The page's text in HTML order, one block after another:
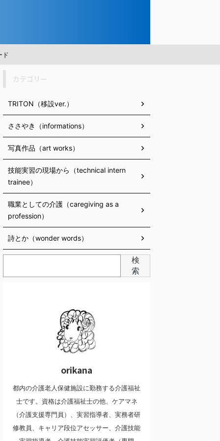
ド
TRITON（移設ver.）
ささやき（informations）
写真作品（art works）
技能実習の現場から（technical intern
trainee）
職業としての介護（caregiving as a
profession）
詩とか（wonder words）
検
索
orikana
都内の介護老人保健施設に勤務する介護福祉
士です。資格は介護福祉士の他、ケアマネ
（介護支援専門員）、実習指導者、実務者研
修教員、キャリア段位アセッサー、介護技能